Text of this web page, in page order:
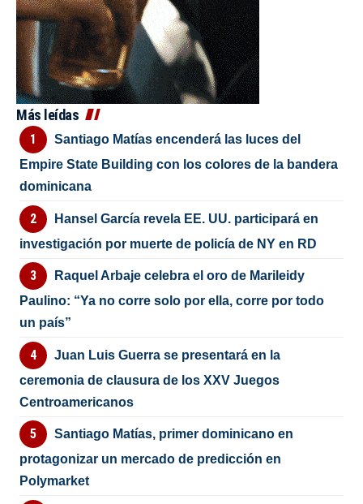
Más leídas
Santiago Matías encenderá las luces del
Empire State Building con los colores de la bandera
dominicana
Hansel García revela EE. UU. participará en
investigación por muerte de policía de NY en RD
Raquel Arbaje celebra el oro de Marileidy
Paulino: “Ya no corre solo por ella, corre por todo
un país”
Juan Luis Guerra se presentará en la
ceremonia de clausura de los XXV Juegos
Centroamericanos
Santiago Matías, primer dominicano en
protagonizar un mercado de predicción en
Polymarket